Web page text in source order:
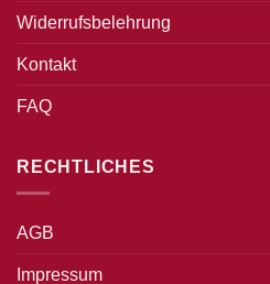
Widerrufsbelehrung
Kontakt
FAQ
RECHTLICHES
AGB
Impressum